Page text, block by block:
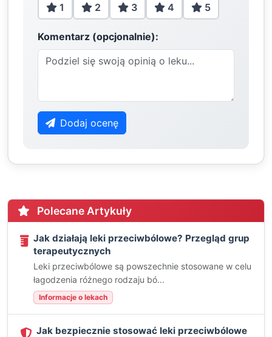
1 2 3 4 5
Komentarz (opcjonalnie):
Dodaj ocenę
Polecane Artykuły
Jak działają leki przeciwbólowe? Przegląd grup
terapeutycznych
Leki przeciwbólowe są powszechnie stosowane w celu
łagodzenia różnego rodzaju bó...
Informacje o lekach
Jak bezpiecznie stosować leki przeciwbólowe